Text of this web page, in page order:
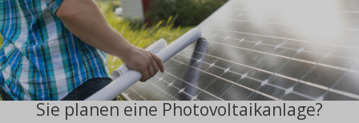
Sie planen eine Photovoltaikanlage?